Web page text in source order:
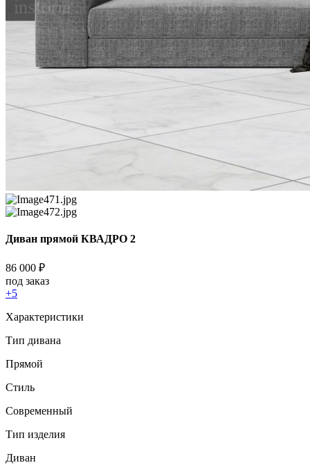
Диван прямой КВАДРО 2
86 000 ₽
под заказ
+5
Характеристики
Тип дивана
Прямой
Стиль
Современный
Тип изделия
Диван